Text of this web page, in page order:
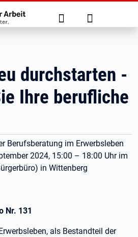
Suche Anmelden
durchstarten -
Ihre berufliche
Berufsberatung im Erwerbsleben
2024, 15:00 – 18:00 Uhr im
in Wittenberg
Nr. 131
als Bestandteil der